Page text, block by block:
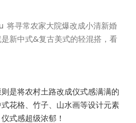
将寻常农家大院爆改成小清新婚
新中式&复古美式的轻混搭，看
是将农村土路改成仪式感满满的
花格、竹子、山水画等设计元素
式感超级浓郁！